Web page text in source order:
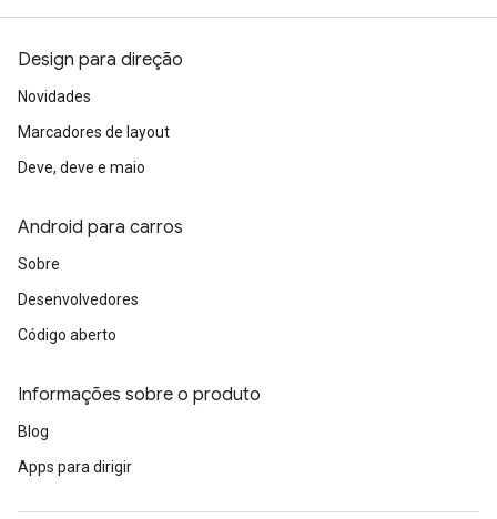
Design para direção
Novidades
Marcadores de layout
Deve, deve e maio
Android para carros
Sobre
Desenvolvedores
Código aberto
Informações sobre o produto
Blog
Apps para dirigir